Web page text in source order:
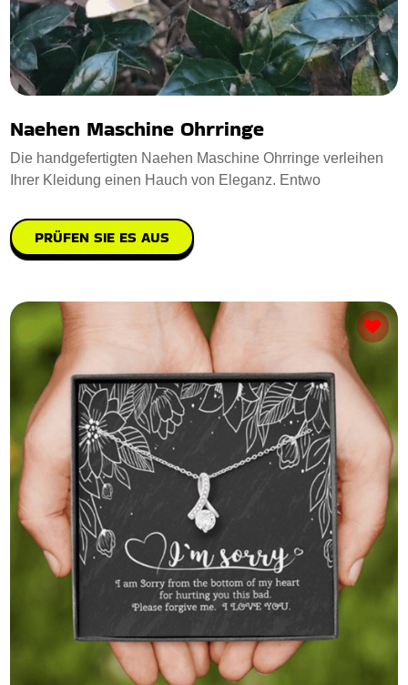
Naehen Maschine Ohrringe
Die handgefertigten Naehen Maschine Ohrringe verleihen
Ihrer Kleidung einen Hauch von Eleganz. Entwo
PRÜFEN SIE ES AUS